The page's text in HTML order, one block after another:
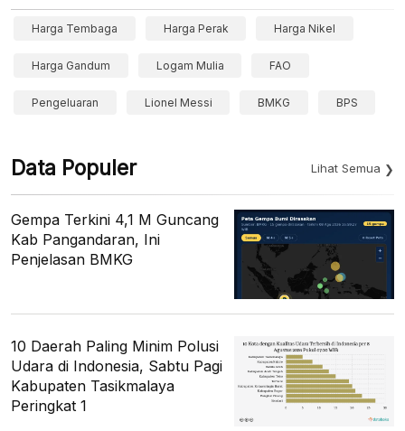
Harga Tembaga Harga Perak Harga Nikel
Harga Gandum Logam Mulia FAO
Pengeluaran Lionel Messi BMKG BPS
Data Populer Lihat Semua
Gempa Terkini 4,1 M Guncang
Kab Pangandaran, Ini
Penjelasan BMKG
10 Daerah Paling Minim Polusi
Udara di Indonesia, Sabtu Pagi
Kabupaten Tasikmalaya
Peringkat 1